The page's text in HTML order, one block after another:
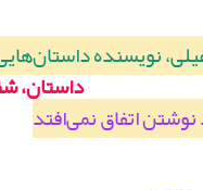
نویسنده
داستان،
نوشتن اتفاق نمی‌افتد